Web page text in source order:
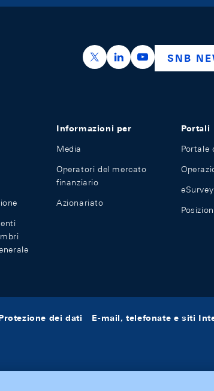
https://x.com/snb_bns
https://https://
SNB
Informazioni per
Media
Operatori del mercato
finanziario
Azionariato
Portali
Portale
eSurvey
dei dati E-mail, telefonate e siti